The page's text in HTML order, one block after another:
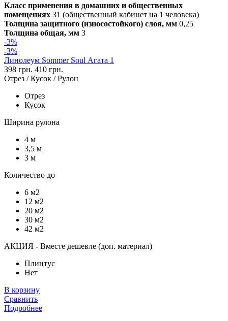
Класс применения в домашних и общественных
помещениях 31 (общественный кабинет на 1 человека)
Толщина защитного (износостойкого) слоя, мм 0,25
Толщина общая, мм 3
-3%
-3%
Линолеум Sommer Soul Агата 1
398 грн. 410 грн.
Отрез / Кусок / Рулон
Отрез
Кусок
Ширина рулона
4 м
3,5 м
3 м
Количество до
6 м2
12 м2
20 м2
30 м2
42 м2
АКЦИЯ - Вместе дешевле (доп. материал)
Плинтус
Нет
В корзину
Сравнить
Подробнее